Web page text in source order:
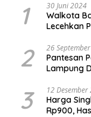
1 30 Juni 2024
Walkota
Lecehkan
2 26
Pantesan
Lampung
3 12
Harga
Rp900,